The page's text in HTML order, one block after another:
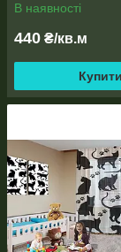
В наявності
440 ₴/кв.м
Купити